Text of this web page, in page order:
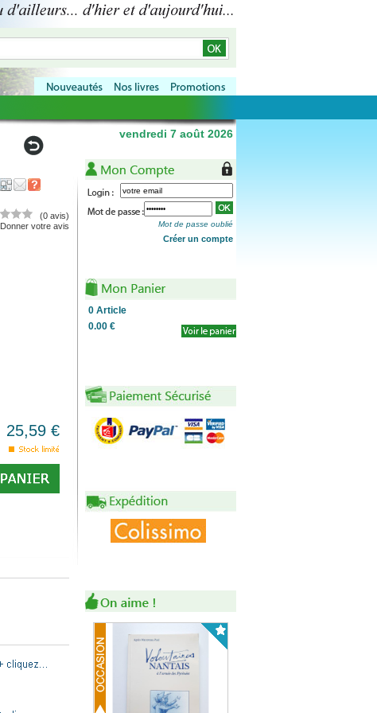
(0 avis)
Donner votre avis
25,59 €
Mot de passe oublié
Créer un compte
0 Article
0.00 €
vendredi 7 août 2026